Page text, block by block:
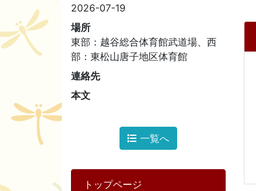
2026-07-19
場所
東部：越谷総合体育館武道場、西
部：東松山唐子地区体育館
連絡先
本文
一覧へ
トップページ